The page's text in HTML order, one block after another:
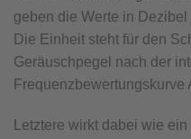
geben die Werte in
Die Einheit steht für den
Geräuschpegel nach der
Frequenzbewertungskurve
Letztere wirkt dabei wie